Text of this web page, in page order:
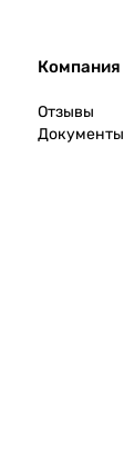
Компания
Отзывы
Документы